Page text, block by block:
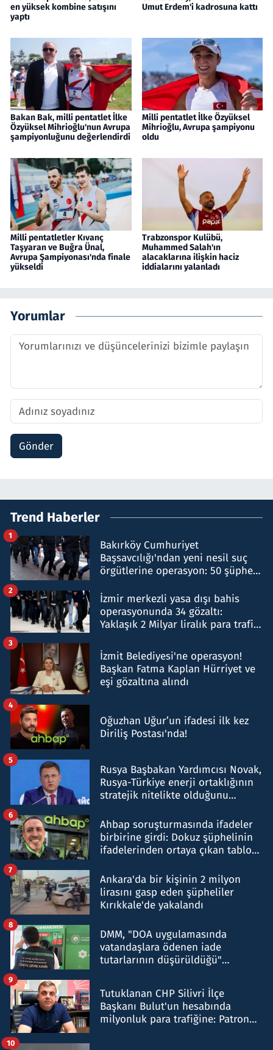
en yüksek kombine satışını
yaptı
Umut Erdem'i kadrosuna kattı
Bakan Bak, milli pentatlet İlke
Özyüksel Mihrioğlu'nun Avrupa
şampiyonluğunu değerlendirdi
Milli pentatlet İlke Özyüksel
Mihrioğlu, Avrupa şampiyonu
oldu
Milli pentatletler Kıvanç
Taşyaran ve Buğra Ünal,
Avrupa Şampiyonası'nda finale
yükseldi
Trabzonspor Kulübü,
Muhammed Salah'ın
alacaklarına ilişkin haciz
iddialarını yalanladı
Yorumlar
Gönder
Trend Haberler
Bakırköy Cumhuriyet
Başsavcılığı'ndan yeni nesil suç
örgütlerine operasyon: 50 şüpheli
1
İzmir merkezli yasa dışı bahis
operasyonunda 34 gözaltı:
Yaklaşık 2 Milyar liralık para trafiği
2
İzmit Belediyesi'ne operasyon!
Başkan Fatma Kaplan Hürriyet ve
eşi gözaltına alındı
3
Oğuzhan Uğur’un ifadesi ilk kez
Diriliş Postası'nda!
4
Rusya Başbakan Yardımcısı Novak,
Rusya-Türkiye enerji ortaklığının
stratejik nitelikte olduğunu
5
Ahbap soruşturmasında ifadeler
birbirine girdi: Dokuz şüphelinin
ifadelerinden ortaya çıkan tablo
6
Ankara'da bir kişinin 2 milyon
lirasını gasp eden şüpheliler
Kırıkkale'de yakalandı
7
DMM, "DOA uygulamasında
vatandaşlara ödenen iade
tutarlarının düşürüldüğü"
8
Tutuklanan CHP Silivri İlçe
Başkanı Bulut'un hesabında
milyonluk para trafiğine: Patron
9
10